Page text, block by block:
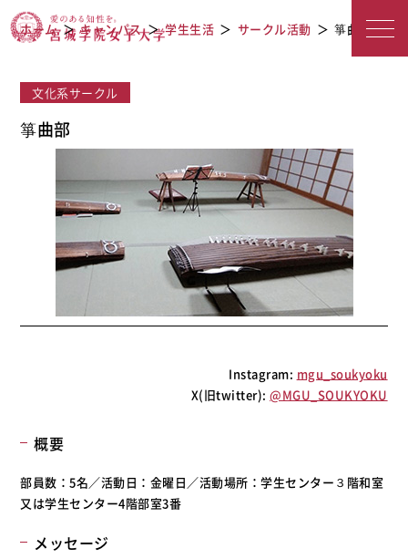
箏曲部
ホーム キャンパス 学生生活 サークル活動 箏曲部
文化系サークル
箏曲部
Instagram: mgu_soukyoku
X(旧twitter):@MGU_SOUKYOKU
概要
部員数：5名／活動日：金曜日／活動場所：学生センター３階和室
又は学生センター4階部室3番
メッセージ